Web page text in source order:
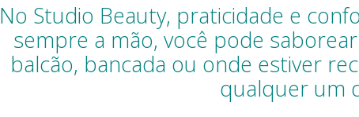
No Studio Beauty, praticidade e
sempre a mão, você pode
balcão, bancada ou onde estiver
qualquer um